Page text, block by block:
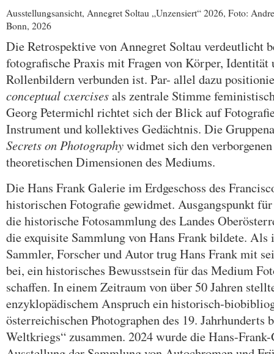
Ausstellungsansicht, Annegret Soltau „Unzensiert“ 2026, Foto:
Bonn, 2026
Die Retrospektive von Annegret Soltau verdeutlicht
fotografische Praxis mit Fragen von Körper, Identität
Rollenbildern verbunden ist. Par- allel dazu
conceptual cxercisesals zentrale Stimme
Georg Petermichl richtet sich der Blick auf
Instrument und kollektives Gedächtnis. Die
Secrets on Photographywidmet sich den
theoretischen Dimensionen des Mediums.
Die Hans Frank Galerie im Erdgeschoss des
historischen Fotografie gewidmet. Ausgangspunkt
die historische Fotosammlung des Landes
die exquisite Sammlung von Hans Frank bildete.
Sammler, Forscher und Autor trug Hans Frank mit
bei, ein historisches Bewusstsein für das Medium
schaffen. In einem Zeitraum von über 50 Jahren
enzyklopädischem Anspruch ein historisch-
österreichischen Photographen des 19. Jahrhunderts
Weltkriegs“ zusammen. 2024 wurde die Hans-